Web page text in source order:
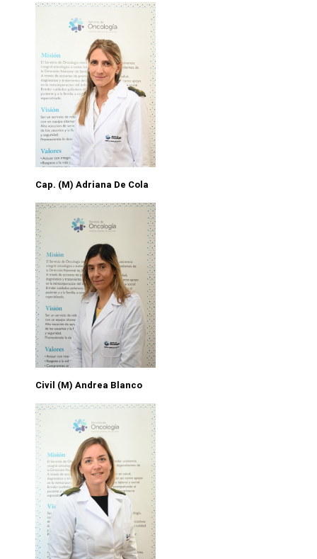
Cap. (M) Adriana De Cola
Civil (M) Andrea Blanco